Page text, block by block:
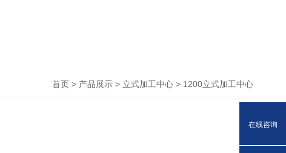
首页 > 产品展示 > 立式加工中心 > 1200立式加工中心
在线咨询